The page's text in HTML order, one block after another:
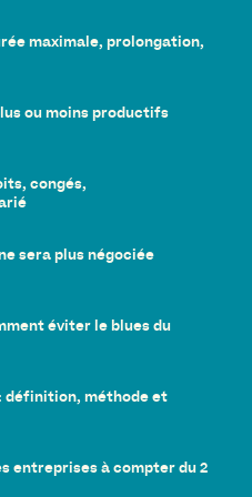
maximale, prolongation,
ou moins productifs
congés,
sera plus négociée
éviter le blues du
: définition, méthode et
entreprises à compter du 2